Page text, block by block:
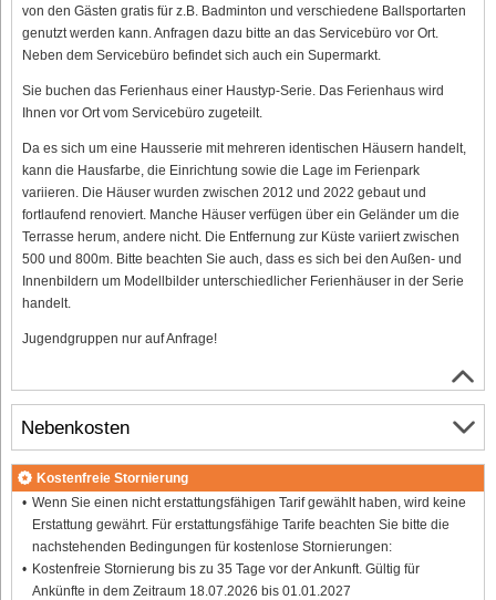
von den Gästen gratis für z.B. Badminton und verschiedene Ballsportarten
genutzt werden kann. Anfragen dazu bitte an das Servicebüro vor Ort.
Neben dem Servicebüro befindet sich auch ein Supermarkt.
Sie buchen das Ferienhaus einer Haustyp-Serie. Das Ferienhaus wird
Ihnen vor Ort vom Servicebüro zugeteilt.
Da es sich um eine Hausserie mit mehreren identischen Häusern handelt,
kann die Hausfarbe, die Einrichtung sowie die Lage im Ferienpark
variieren. Die Häuser wurden zwischen 2012 und 2022 gebaut und
fortlaufend renoviert. Manche Häuser verfügen über ein Geländer um die
Terrasse herum, andere nicht. Die Entfernung zur Küste variiert zwischen
500 und 800m. Bitte beachten Sie auch, dass es sich bei den Außen- und
Innenbildern um Modellbilder unterschiedlicher Ferienhäuser in der Serie
handelt.
Jugendgruppen nur auf Anfrage!
Nebenkosten
Kostenfreie Stornierung
Wenn Sie einen nicht erstattungsfähigen Tarif gewählt haben, wird keine
Erstattung gewährt. Für erstattungsfähige Tarife beachten Sie bitte die
nachstehenden Bedingungen für kostenlose Stornierungen:
Kostenfreie Stornierung bis zu 35 Tage vor der Ankunft. Gültig für
Ankünfte in dem Zeitraum 18.07.2026 bis 01.01.2027